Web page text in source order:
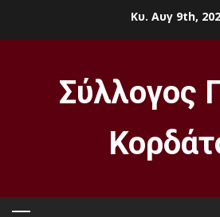
Κυ. Αυγ 9th,
Σύλλογος